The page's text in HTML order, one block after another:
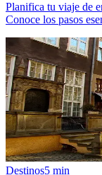
Planifica tu viaje de
Conoce los pasos
Destinos5 min